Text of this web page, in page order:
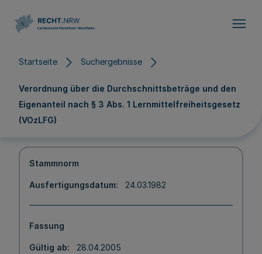
Startseite Suchergebnisse
Verordnung über die Durchschnittsbeträge und den
Eigenanteil nach § 3 Abs. 1 Lernmittelfreiheitsgesetz
(VOzLFG)
Stammnorm
Ausfertigungsdatum 24.03.1982
Fassung
Gültig ab
28.04.2005